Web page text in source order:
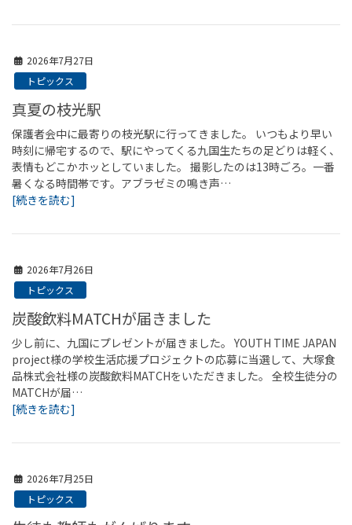
2026年7月27日
トピックス
真夏の枝光駅
保護者会中に最寄りの枝光駅に行ってきました。 いつもより早い
時刻に帰宅するので、駅にやってくる九国生たちの足どりは軽く、
表情もどこかホッとしていました。 撮影したのは13時ごろ。一番
暑くなる時間帯です。アブラゼミの鳴き声…
[続きを読む]
2026年7月26日
トピックス
炭酸飲料MATCHが届きました
少し前に、九国にプレゼントが届きました。 YOUTH TIME JAPAN
project様の学校生活応援プロジェクトの応募に当選して、大塚食
品株式会社様の炭酸飲料MATCHをいただきました。 全校生徒分の
MATCHが届…
[続きを読む]
2026年7月25日
トピックス